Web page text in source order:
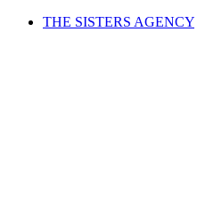
THE SISTERS AGENCY